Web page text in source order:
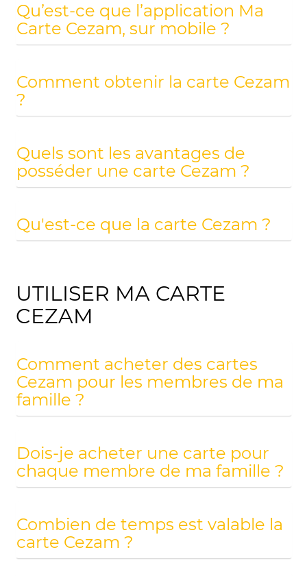
Qu’est-ce que l’application Ma
Carte Cezam, sur mobile ?
Comment obtenir la carte Cezam
?
Quels sont les avantages de
posséder une carte Cezam ?
Qu'est-ce que la carte Cezam ?
UTILISER MA CARTE
CEZAM
Comment acheter des cartes
Cezam pour les membres de ma
famille ?
Dois-je acheter une carte pour
chaque membre de ma famille ?
Combien de temps est valable la
carte Cezam ?